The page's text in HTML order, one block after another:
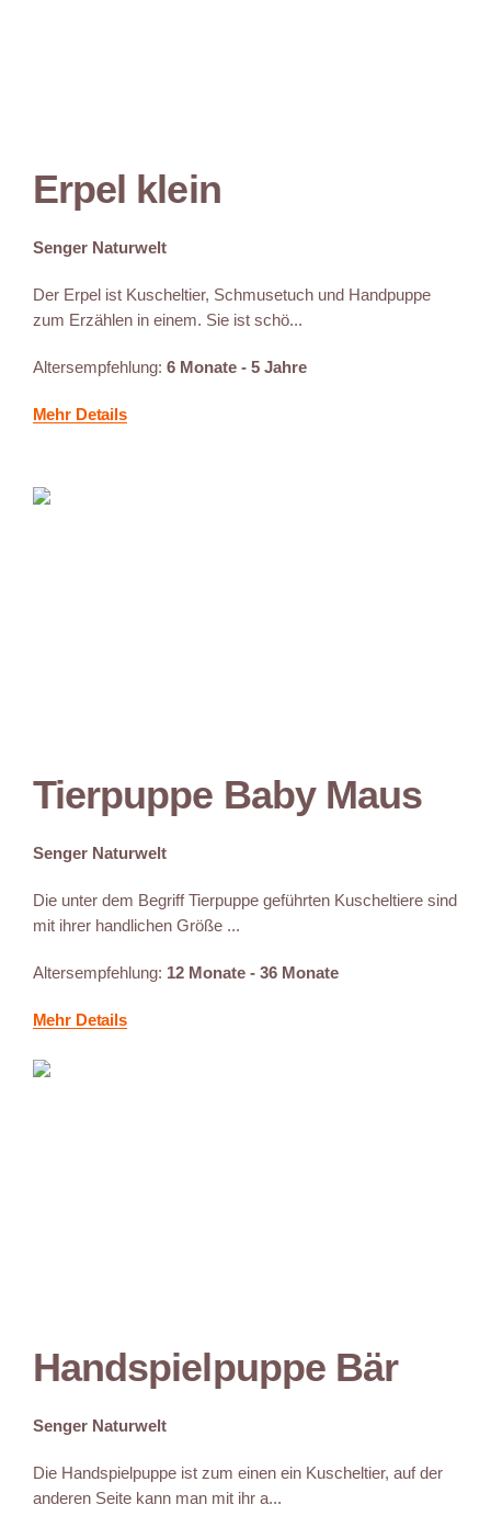
Erpel klein
Senger Naturwelt
Der Erpel ist Kuscheltier, Schmusetuch und Handpuppe
zum Erzählen in einem. Sie ist schö...
Altersempfehlung: 6 Monate - 5 Jahre
Mehr Details
Tierpuppe Baby Maus
Senger Naturwelt
Die unter dem Begriff Tierpuppe geführten Kuscheltiere sind
mit ihrer handlichen Größe ...
Altersempfehlung: 12 Monate - 36 Monate
Mehr Details
Handspielpuppe Bär
Senger Naturwelt
Die Handspielpuppe ist zum einen ein Kuscheltier, auf der
anderen Seite kann man mit ihr a...